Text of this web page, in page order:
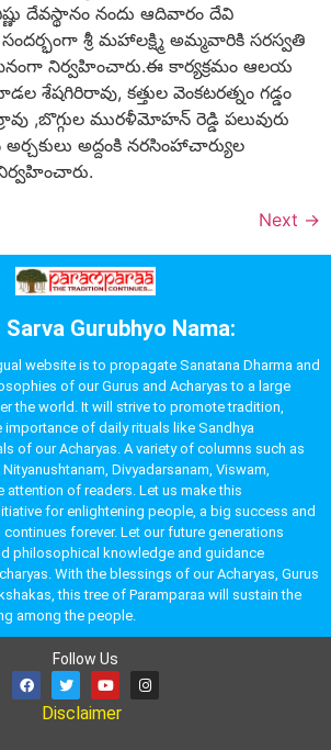
దేవస్థానం నందు ఆదివారం దేవి
సందర్భంగా శ్రీ మహాలక్ష్మి అమ్మవారికి సరస్వతి
నిర్వహించారు.ఈ కార్యక్రమం ఆలయ
శేషగిరిరావు, కత్తుల వెంకటరత్నం గడ్డం
,బొగ్గుల మురళీమోహన్ రెడ్డి పలువురు
అద్దంకి నరసింహాచార్యుల
Next →
Gurubhyo Nama:
website is to propagate Sanatana Dharma and
of our Gurus and Acharyas to a large
the world. It will strive to promote tradition,
of daily rituals like Sandhya
of our Acharyas. A variety of columns such as
Divyadarsanam, Viswam,
attention of readers. Let us make this
for enlightening people, a big success and
forever. Let our future generations
philosophical knowledge and guidance
With the blessings of our Acharyas, Gurus
this tree of Paramparaa will sustain the
among the people.
Follow Us
Disclaimer